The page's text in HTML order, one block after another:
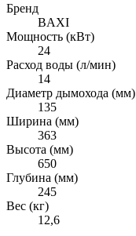
Бренд
BAXI
Мощность (кВт)
24
Расход воды (л/мин)
14
Диаметр дымохода (мм)
135
Ширина (мм)
363
Высота (мм)
650
Глубина (мм)
245
Вес (кг)
12,6